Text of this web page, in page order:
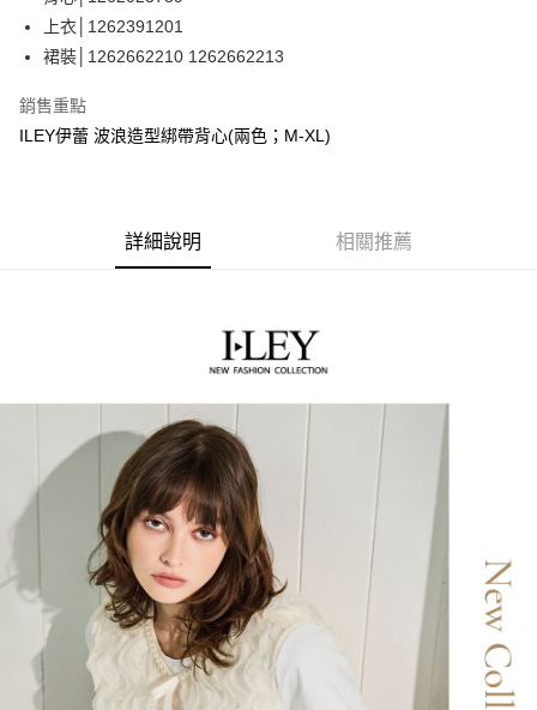
台灣樂天信用卡公司
大哥付你分期
相關說明
1.本服務由台灣大哥大提供，台灣大哥大用戶可立即使用無須另外申請。
2.付款方式選擇「大哥付你分期」，訂單成立後會自動跳轉到大哥付的交易
消。如遇「轉專審核」未通過狀況，表示未達大哥付你分期系統評分，恕無
2.透過簡訊連結打開帳單後，可選擇「超商條碼／台灣大直營門市／銀行轉
帳／街口支付／iPASS MONEY」等通路繳費。
1.本服務係由「台灣大哥大股份有限公司」（以下簡稱本公司）所提供，讓
用戶於交易時，得透過本服務購買商品或服務，並由商店將買賣／分期付款
買賣價金債權讓與本公司後，依約使用本公司帳單繳交帳款。
2.基於同意付款使用「大哥付你分期」之契約關係目的，商店將以您的個人
資料（包含姓名、電話或地址）提供予台灣大哥大進項蒐集、處理及利用，
由本公司與您本人進行分期帳單所需資料之確認、核對及更正。
3.完整用戶服務條款，請詳閱以下連結：
https://oppay.tw/userRule
AFTEE先享後付
相關說明
２．便利：只要手機號碼，簡訊認證，即可結帳。
３．安心：先確認商品／服務後，再付款。
１．於結帳方式選擇「AFTEE先享後付」後，將跳轉至「AFTEE先享後付」
結帳頁面，進行簡訊認證並確認金額後，即可完成結帳。
２．訂單成立數日內，您將收到繳費通知簡訊。
ATM／網路銀行／等多元方式進行付款，方視為交易完成。
※ 請注意：結帳手續完成當下不需立刻繳費，但若您需要取消訂單，請聯絡
購買商品的店家。未經商家同意取消之訂單仍視為有效，需透過AFTEE先享
後付繳納相關費用。
※ 交易是否成功請以「AFTEE先享後付 」之結帳頁面顯示為準，若有關於
是否繳費成功／繳費後需取消欲退款等相關疑問，請聯繫「AFTEE先享後付
客戶支援中心」https://netprotections.freshdesk.com/support/home
【注意事項】
１．透過由恩沛科技股份有限公司提供之「AFTEE先享後付」服務完成之交
易，需依本服務之必要範圍內提供個人資料，並將交易相關給付款項請求債
權轉讓予恩沛科技股份有限公司。
２．關於個人資料處理事宜，請瀏覽以下網址：
https://aftee.tw/terms/#terms3
每筆NT$120，滿NT$2,500(含以上)免運費
每筆NT$120，滿NT$2,500(含以上)免運費
每筆NT$120，滿NT$2,500(含以上)免運費
付款後萊爾富取貨
每筆NT$120，滿NT$2,500(含以上)免運費
7-11取貨付款
每筆NT$120，滿NT$2,500(含以上)免運費
付款後7-11取貨
每筆NT$120，滿NT$2,500(含以上)免運費
宅配
上衣│1262391201
裙裝│1262662210 1262662213
銷售重點
ILEY伊蕾 波浪造型綁帶背心(兩色；M-XL)
詳細說明 相關推薦